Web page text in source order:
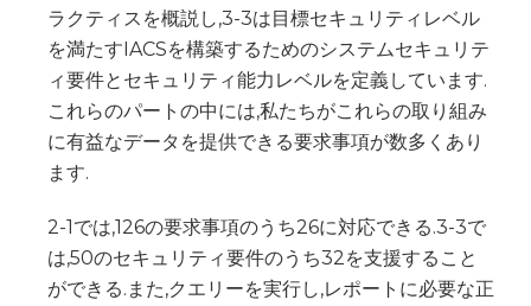
ラクティスを概説し,3-3は目標セキュリティレベル
を満たすIACSを構築するためのシステムセキュリテ
ィ要件とセキュリティ能力レベルを定義しています.
これらのパートの中には,私たちがこれらの取り組み
に有益なデータを提供できる要求事項が数多くあり
ます.
2-1では,126の要求事項のうち26に対応できる.3-3で
は,50のセキュリティ要件のうち32を支援すること
ができる.また,クエリーを実行し,レポートに必要な正